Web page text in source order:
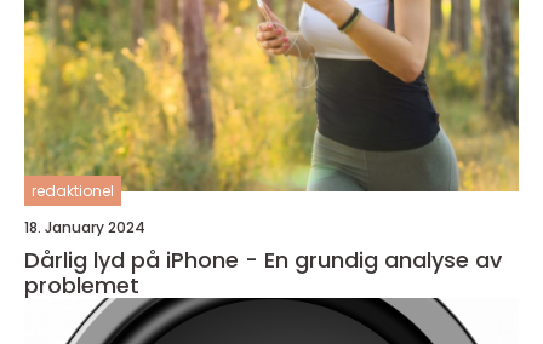
redaktionel
18. January 2024
Dårlig lyd på iPhone - En grundig analyse av
problemet